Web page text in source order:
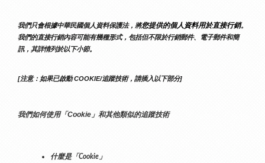
我們只會根據中華民國個人資料保護法，將您提供的個人資料用於直接行銷。
我們的直接行銷內容可能有幾種形式，包括但不限於行銷郵件、電子郵件和簡
訊，其詳情列於以下小節。
[注意：如果已啟動 COOKIE/追蹤技術，請插入以下部分]
我們如何使用「Cookie」和其他類似的追蹤技術
什麼是「Cookie」